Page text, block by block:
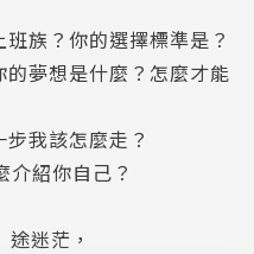
族？你的選擇標準是？
夢想是什麼？怎麼才能
我該怎麼走？
紹你自己？
迷茫，